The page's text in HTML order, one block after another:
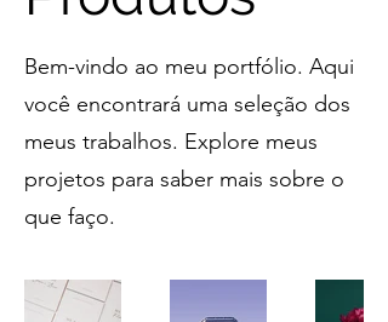
Bem-vindo ao meu portfólio. Aqui
você encontrará uma seleção dos
meus trabalhos. Explore meus
projetos para saber mais sobre o
que faço.